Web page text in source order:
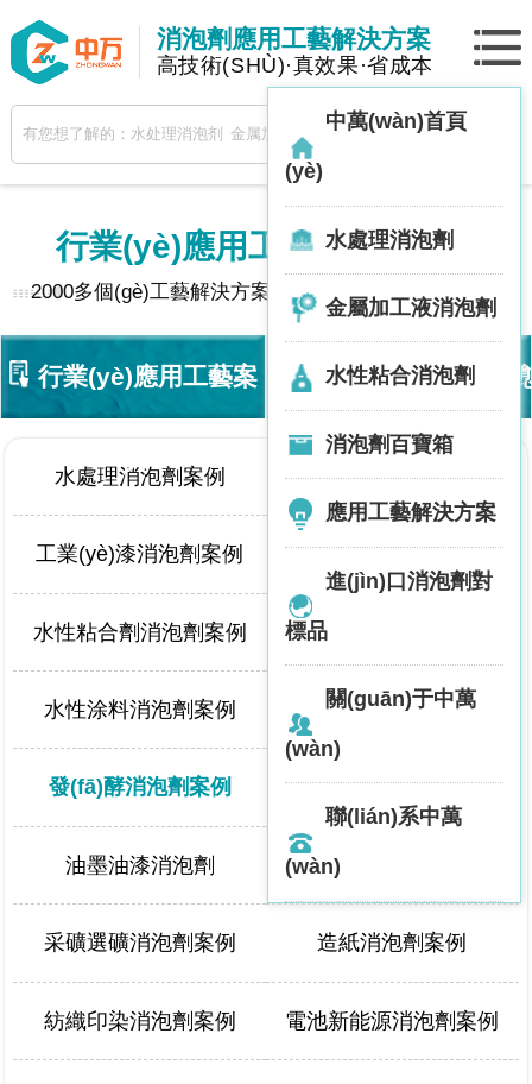
消泡劑應用工藝解決方案
高技術(SHÙ)·真效果·省成本
中萬(wàn)首頁
(yè)
水處理消泡劑
金屬加工液消泡劑
水性粘合消泡劑
消泡劑百寶箱
應用工藝解決方案
進(jìn)口消泡劑對
標品
關(guān)于中萬
(wàn)
聯(lián)系中萬
(wàn)
行業(yè)應用工藝 · 解決方案
2000多個(gè)工藝解決方案，助你解決泡沫問(wèn)題
行業(yè)應用工藝案
例
水處理消泡劑案例 金屬加工液消泡劑案例
工業(yè)漆消泡劑案例 建材消泡劑案例
水性粘合劑消泡劑案例 工業(yè)清洗消泡劑案例
水性涂料消泡劑案例 脫硫消泡劑案例
發(fā)酵消泡劑案例 日化消泡劑案例
油墨油漆消泡劑 油田消泡劑案例
采礦選礦消泡劑案例 造紙消泡劑案例
紡織印染消泡劑案例 電池新能源消泡劑案例
技術(shù)動(dòng)